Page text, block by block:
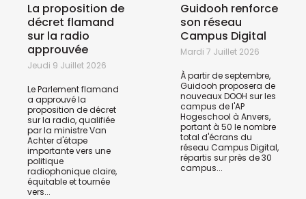
La proposition de
décret flamand
sur la radio
approuvée
Jeudi 9 Juillet 2026
Le Parlement flamand
a approuvé la
proposition de décret
sur la radio, qualifiée
par la ministre Van
Achter d'étape
importante vers une
politique
radiophonique claire,
équitable et tournée
vers...
Guidooh renforce
son réseau
Campus Digital
Mardi 7 Juillet 2026
À partir de septembre,
Guidooh proposera de
nouveaux DOOH sur les
campus de l'AP
Hogeschool à Anvers,
portant à 50 le nombre
total d'écrans du
réseau Campus Digital,
répartis sur près de 30
campus...